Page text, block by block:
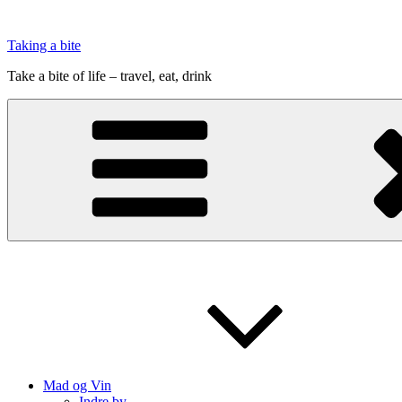
indhold
Taking a bite
Take a bite of life – travel, eat, drink
Mad og Vin